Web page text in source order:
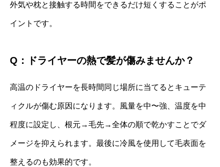
外気や枕と接触する時間をできるだけ短くすることがポ
イントです。
Q：ドライヤーの熱で髪が傷みませんか？
高温のドライヤーを長時間同じ場所に当てるとキューテ
ィクルが傷む原因になります。風量を中〜強、温度を中
程度に設定し、根元→毛先→全体の順で乾かすことでダ
メージを抑えられます。最後に冷風を使用して毛表面を
整えるのも効果的です。